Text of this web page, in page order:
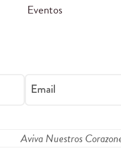
Eventos
Email
Aviva Nuestros